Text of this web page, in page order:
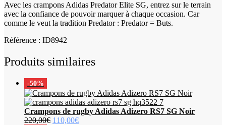
Avec les crampons Adidas Predator Elite SG, entrez sur le terrain
avec la confiance de pouvoir marquer à chaque occasion. Car
comme le veut la tradition Predator : Predator = Buts.
Référence : ID8942
Produits similaires
-50%
Crampons de rugby Adidas Adizero RS7 SG Noir
220,00€ Le
110,00€Le